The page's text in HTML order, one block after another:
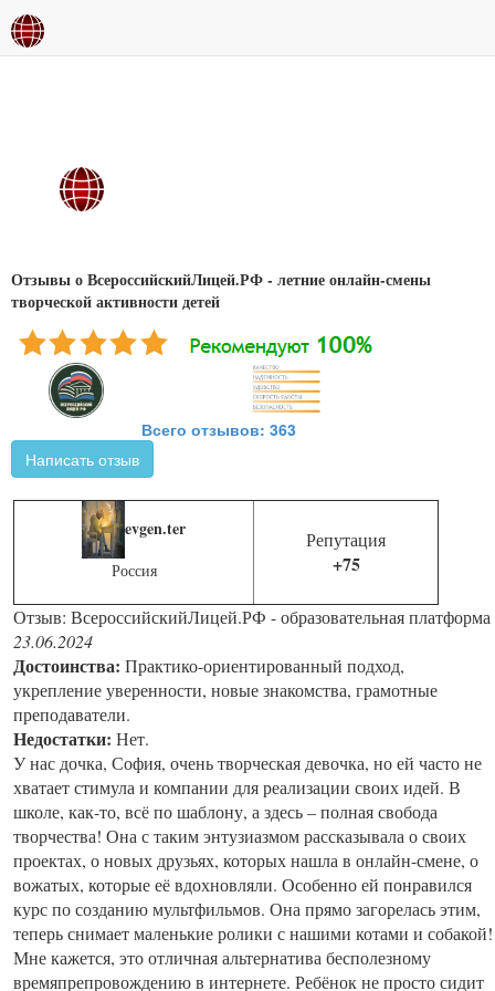
Отзывы о ВсероссийскийЛицей.РФ - летние онлайн-смены
творческой активности детей
Всего отзывов: 363
Написать отзыв
evgen.ter
Россия
Репутация
+75
Отзыв: ВсероссийскийЛицей.РФ - образовательная платформа
23.06.2024
Достоинства: Практико-ориентированный подход,
укрепление уверенности, новые знакомства, грамотные
преподаватели.
Недостатки: Нет.
У нас дочка, София, очень творческая девочка, но ей часто не
хватает стимула и компании для реализации своих идей. В
школе, как-то, всё по шаблону, а здесь – полная свобода
творчества! Она с таким энтузиазмом рассказывала о своих
проектах, о новых друзьях, которых нашла в онлайн-смене, о
вожатых, которые её вдохновляли. Особенно ей понравился
курс по созданию мультфильмов. Она прямо загорелась этим,
теперь снимает маленькие ролики с нашими котами и собакой!
Мне кажется, это отличная альтернатива бесполезному
времяпрепровождению в интернете. Ребёнок не просто сидит